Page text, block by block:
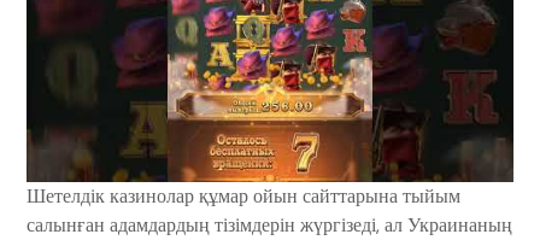
Шетелдік казинолар құмар ойын сайттарына тыйым
салынған адамдардың тізімдерін жүргізеді, ал Украинаның